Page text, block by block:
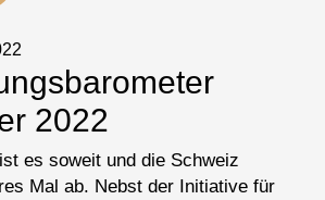
2022
es soweit und die Schweiz
Mal ab. Nebst der Initiative für